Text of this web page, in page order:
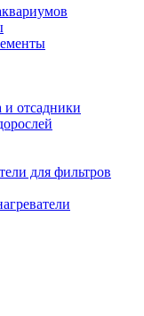
и отсадники
для фильтров